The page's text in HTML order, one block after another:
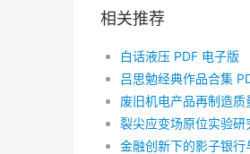
相关推荐
白话液压 PDF 电子版
吕思勉经典作品合集
废旧机电产品再制造
裂尖应变场原位实验研
金融创新下的影子银